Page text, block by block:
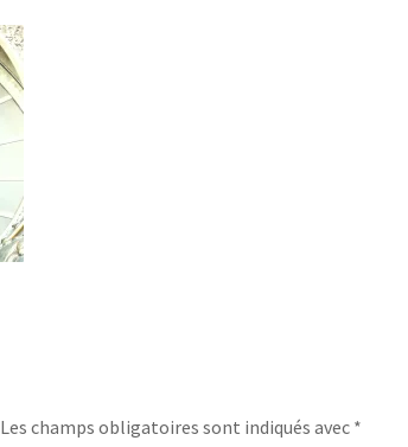
Les champs obligatoires sont indiqués avec *